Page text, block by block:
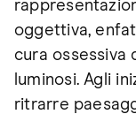
oggettiva,
cura ossessiva
luminosi. Agli
ritrarre